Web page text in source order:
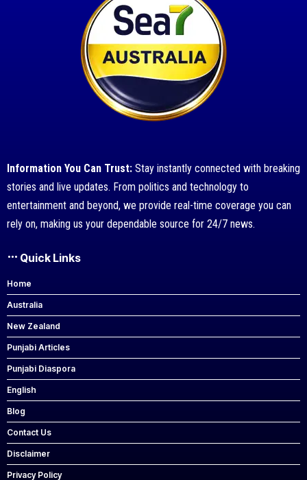
Information You Can Trust: Stay instantly connected with breaking
stories and live updates. From politics and technology to
entertainment and beyond, we provide real-time coverage you can
rely on, making us your dependable source for 24/7 news.
Quick Links
Home
Australia
New Zealand
Punjabi Articles
Punjabi Diaspora
English
Blog
Contact Us
Disclaimer
Privacy Policy